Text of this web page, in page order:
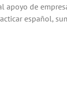
de
español,